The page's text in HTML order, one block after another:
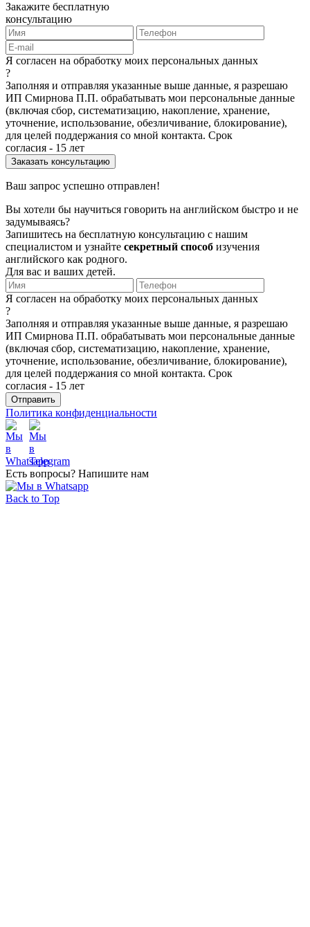
Закажите бесплатную
консультацию
Я согласен на обработку моих персональных данных
?
Заполняя и отправляя указанные выше данные, я разрешаю
ИП Смирнова П.П. обрабатывать мои персональные данные
(включая сбор, систематизацию, накопление, хранение,
уточнение, использование, обезличивание, блокирование),
для целей поддержания со мной контакта. Срок
согласия - 15 лет
Ваш запрос успешно отправлен!
Вы хотели бы научиться говорить на английском быстро и не
задумываясь?
Запишитесь на бесплатную консультацию с нашим
специалистом и узнайте секретный способ изучения
английского как родного.
Для вас и ваших детей.
Я согласен на обработку моих персональных данных
?
Заполняя и отправляя указанные выше данные, я разрешаю
ИП Смирнова П.П. обрабатывать мои персональные данные
(включая сбор, систематизацию, накопление, хранение,
уточнение, использование, обезличивание, блокирование),
для целей поддержания со мной контакта. Срок
согласия - 15 лет
Политика конфиденциальности
Есть вопросы? Напишите нам
Back to Top